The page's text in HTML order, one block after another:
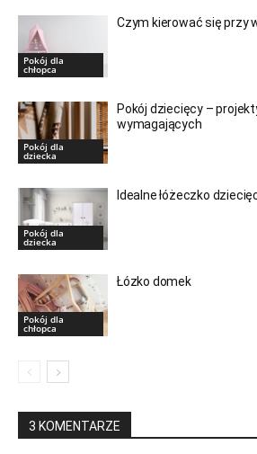
Pokój dla
chłopca
Czym kierować się przy
Pokój dla
dziecka
Pokój dziecięcy –
wymagających
Pokój dla
dziecka
Idealne łóżeczko
Pokój dla
chłopca
Łózko domek
3 KOMENTARZE